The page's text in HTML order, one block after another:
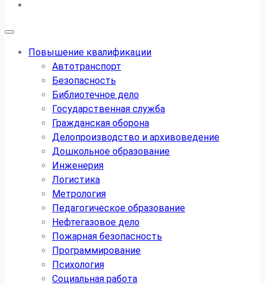
Повышение квалификации
Автотранспорт
Безопасность
Библиотечное дело
Государственная служба
Гражданская оборона
Делопроизводство и архивоведение
Дошкольное образование
Инженерия
Логистика
Метрология
Педагогическое образование
Нефтегазовое дело
Пожарная безопасность
Программирование
Психология
Социальная работа